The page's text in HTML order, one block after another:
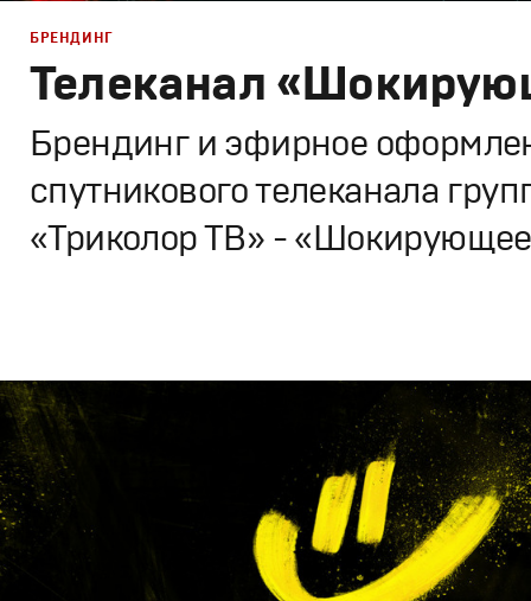
Телеканал
Брендинг и эфирное
спутникового телеканала
«Триколор ТВ» -
Брендинг
Брендинг телеканалов Графический дизайн ,Моушн-
БРЕНДИНГ